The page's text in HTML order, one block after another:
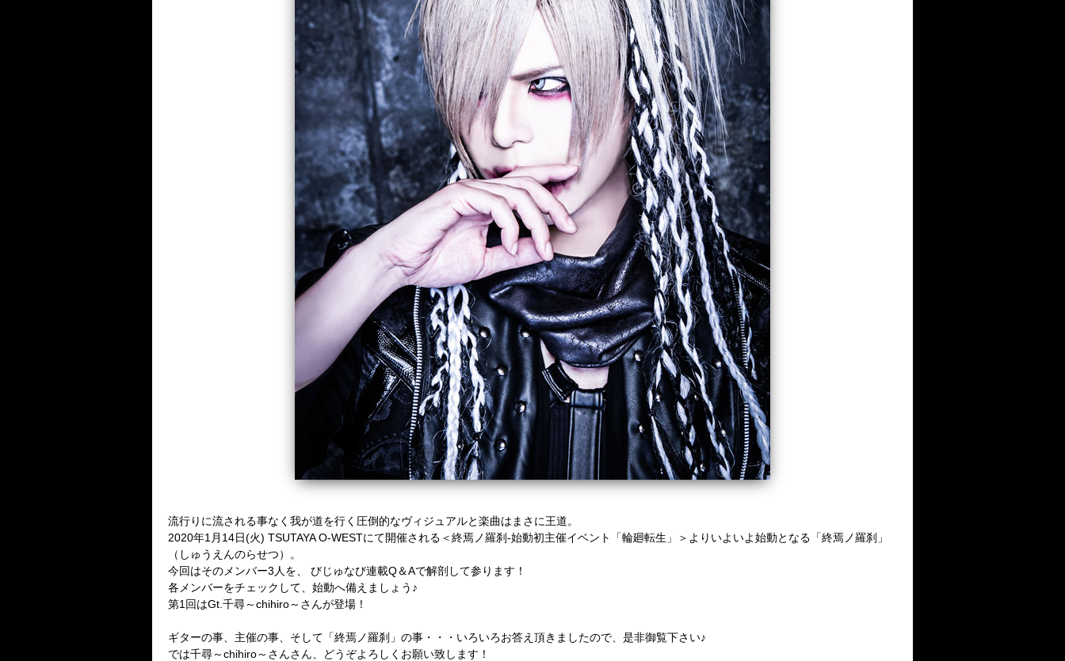
流行りに流される事なく我が道を行く圧倒的なヴィジュアルと楽曲はまさに王道。
2020年1月14日(火) TSUTAYA O-WESTにて開催される＜終焉ノ羅刹-始動初主催イベント「輪廻転生」＞よりいよいよ始動となる「終焉ノ羅刹」
（しゅうえんのらせつ）。
今回はそのメンバー3人を、 びじゅなび連載Q＆Aで解剖して参ります！
各メンバーをチェックして、始動へ備えましょう♪
第1回はGt.千尋～chihiro～さんが登場！
ギターの事、主催の事、そして「終焉ノ羅刹」の事・・・いろいろお答え頂きましたので、是非御覧下さい♪
では千尋～chihiro～さんさん、どうぞよろしくお願い致します！